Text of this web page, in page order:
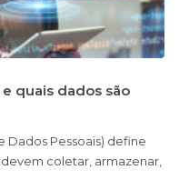
quais dados são
Dados Pessoais) define
coletar, armazenar,